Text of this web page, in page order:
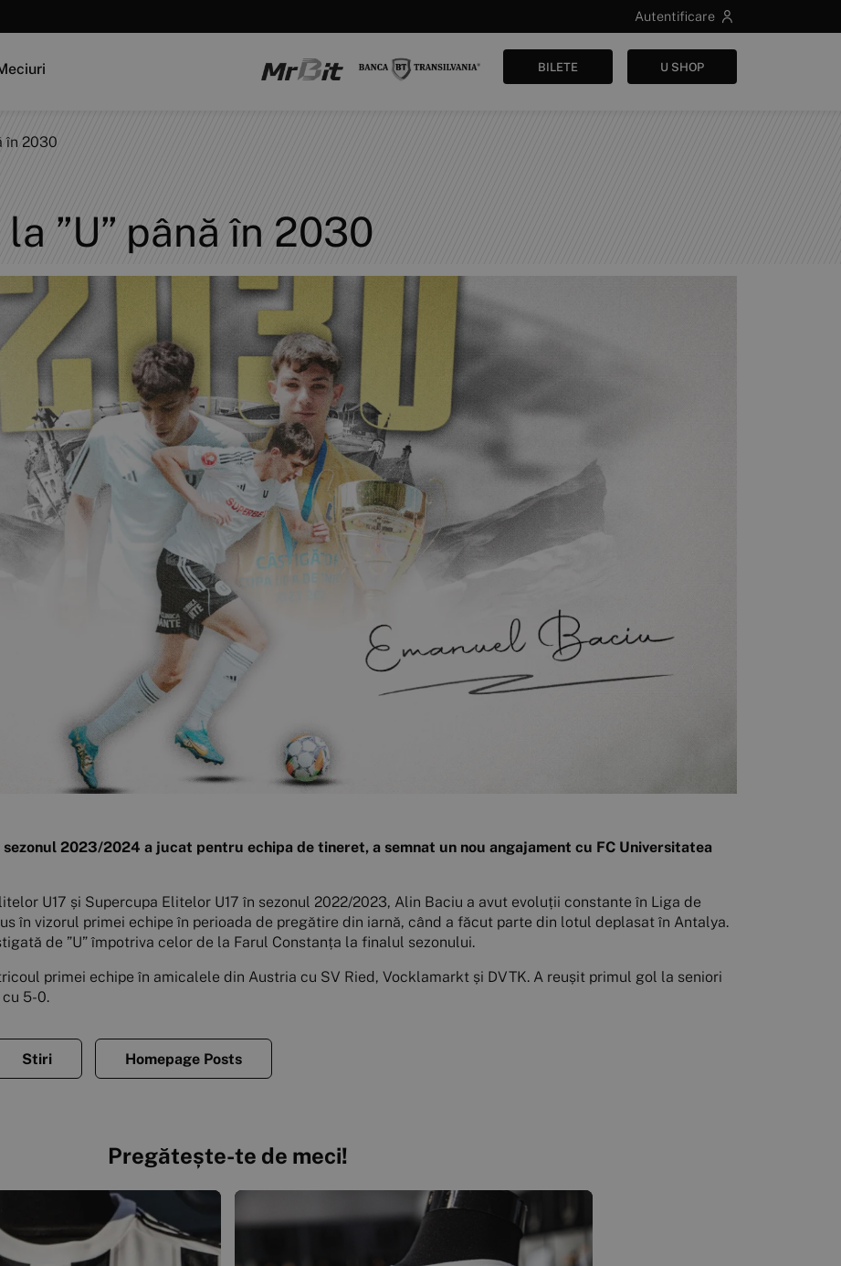
Autentificare
BILETE U SHOP
în 2030
”U” până în 2030
2023/2024 a jucat pentru echipa de tineret, a semnat un nou angajament cu FC Universitatea
U17 și Supercupa Elitelor U17 în sezonul 2022/2023, Alin Baciu a avut evoluții constante în Liga de
în vizorul primei echipe în perioada de pregătire din iarnă, când a făcut parte din lotul deplasat în Antalya.
de ”U” împotriva celor de la Farul Constanța la finalul sezonului.
primei echipe în amicalele din Austria cu SV Ried, Vocklamarkt și DVTK. A reușit primul gol la seniori
5-0.
Stiri Homepage Posts
Pregătește-te de meci!